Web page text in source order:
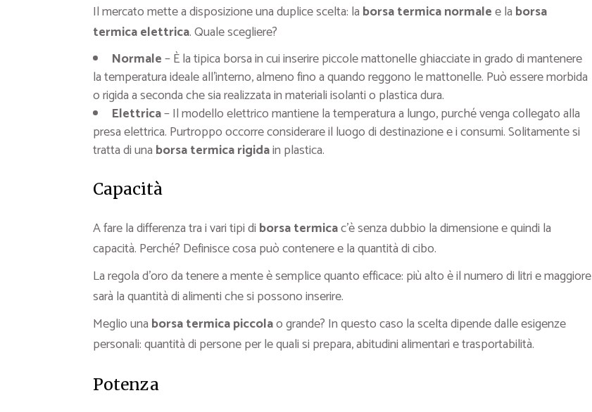
Il mercato mette a disposizione una duplice scelta: la borsa termica normalee la borsa
termica elettrica. Quale scegliere?
Normale– È la tipica borsa in cui inserire piccole mattonelle ghiacciate in grado di mantenere
la temperatura ideale all’interno, almeno fino a quando reggono le mattonelle. Può essere morbida
o rigida a seconda che sia realizzata in materiali isolanti o plastica dura.
Elettrica– Il modello elettrico mantiene la temperatura a lungo, purché venga collegato alla
presa elettrica. Purtroppo occorre considerare il luogo di destinazione e i consumi. Solitamente si
tratta di una borsa termica rigidain plastica.
Capacità
A fare la differenza tra i vari tipi di borsa termicac’è senza dubbio la dimensione e quindi la
capacità. Perché? Definisce cosa può contenere e la quantità di cibo.
La regola d’oro da tenere a mente è semplice quanto efficace: più alto è il numero di litri e maggiore
sarà la quantità di alimenti che si possono inserire.
Meglio una borsa termica piccolao grande? In questo caso la scelta dipende dalle esigenze
personali: quantità di persone per le quali si prepara, abitudini alimentari e trasportabilità.
Potenza